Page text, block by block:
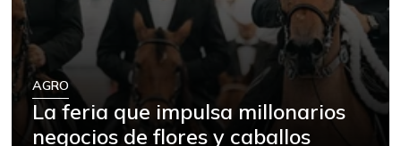
AGRO
La feria que impulsa millonarios
negocios de flores y caballos